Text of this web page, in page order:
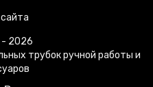
2026
трубок ручной работы и